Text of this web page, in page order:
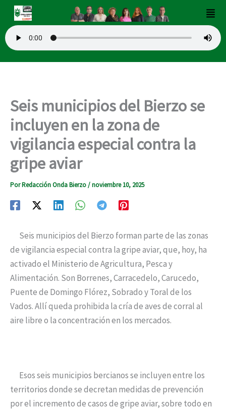
contenido
Seis municipios del Bierzo se
incluyen en la zona de
vigilancia especial contra la
gripe aviar
PorRedacción Onda Bierzo/noviembre 10, 2025
Seis municipios del Bierzo forman parte de las zonas
de vigilancia especial contra la gripe aviar, que, hoy, ha
activado el Ministerio de Agricultura, Pesca y
Alimentación. Son Borrenes, Carracedelo, Carucedo,
Puente de Domingo Flórez, Sobrado y Toral de los
Vados. Allí queda prohibida la cría de aves de corral al
aire libre o la concentración en los mercados.
Esos seis municipios bercianos se incluyen entre los
territorios donde se decretan medidas de prevención
por el incremento de casos de gripe aviar, sobre todo en